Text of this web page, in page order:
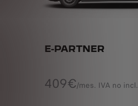
E-PARTNER
409€/mes. IVA no incl.